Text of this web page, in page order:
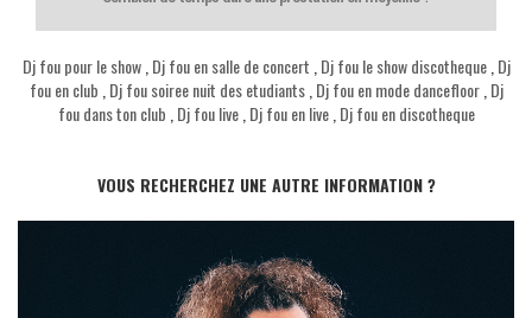
Dj fou pour le show, Dj fou en salle de concert Dj fou le show discotheque, Dj
fou en club Dj fou soiree nuit des etudiants, Dj fou en mode dancefloor, Dj
fou dans ton club Dj fou live, Dj fou en live, Dj fou en discotheque
VOUS RECHERCHEZ UNE AUTRE INFORMATION ?